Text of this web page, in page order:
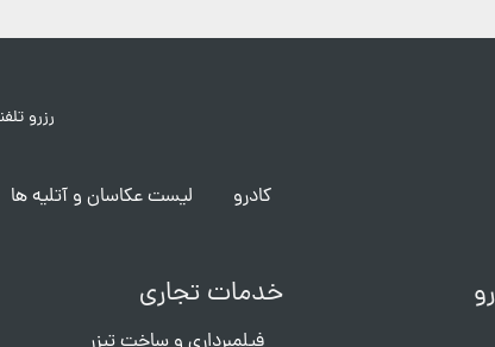
رزرو تلفنی:
کادرو لیست عکاسان و آتلیه ها
خدمات تجاری